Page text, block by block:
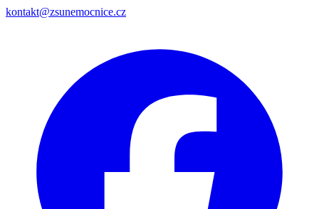
kontakt@zsunemocnice.cz